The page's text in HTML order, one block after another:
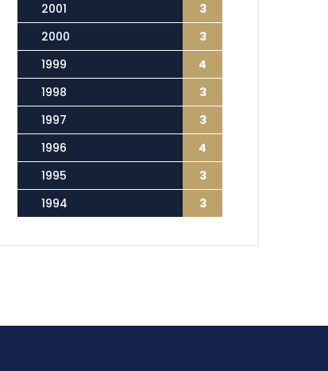
2001
3
2000
3
1999
4
1998
3
1997
3
1996
4
1995
3
1994
3